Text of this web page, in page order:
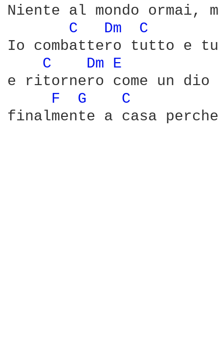
Niente al mondo ormai,
C
Dm
C
Io combattero tutto e
C
Dm E
e ritornero come un
F
G C